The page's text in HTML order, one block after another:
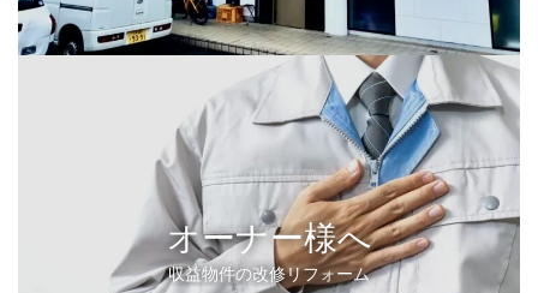
オーナー様へ
収益物件の改修リフォーム